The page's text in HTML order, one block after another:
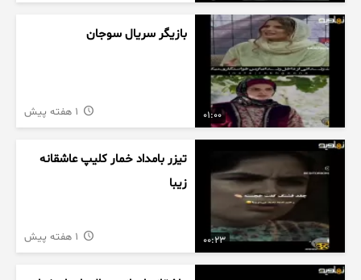
01:00
بازیگر سریال سوجان
00:23
تیزر بامداد خمار کلیپ عاشقانه
زیبا